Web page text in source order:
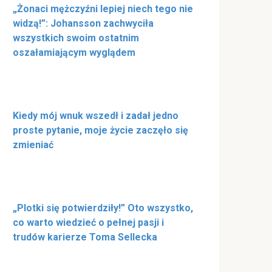
„Żonaci mężczyźni lepiej niech tego nie
widzą!”: Johansson zachwyciła
wszystkich swoim ostatnim
oszałamiającym wyglądem
Kiedy mój wnuk wszedł i zadał jedno
proste pytanie, moje życie zaczęło się
zmieniać
„Plotki się potwierdziły!” Oto wszystko,
co warto wiedzieć o pełnej pasji i
trudów karierze Toma Sellecka